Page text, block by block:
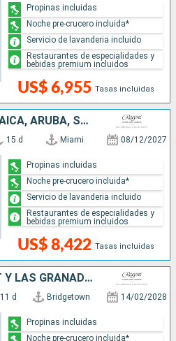
US$ 6,955 Tasas incluidas
Propinas incluidas
Noche pre-crucero incluida*
Servicio de lavanderia incluido
Restaurantes de especialidades y
bebidas premium incluidos
ESTADOS UNIDOS, JAMAICA, ARUBA, SANTA LUCIA, BARBADOS
15 d Miami 08/12/2027
US$ 8,422 Tasas incluidas
Propinas incluidas
Noche pre-crucero incluida*
Servicio de lavanderia incluido
Restaurantes de especialidades y
bebidas premium incluidos
GRENADA, SAN VINCENT Y LAS GRANADINAS, SANTA LUCIA, FRANCIA, ESTADOS UNIDOS, DOMINICA, BARBADOS
11 d Bridgetown 14/02/2028
Propinas incluidas
Noche pre-crucero incluida*